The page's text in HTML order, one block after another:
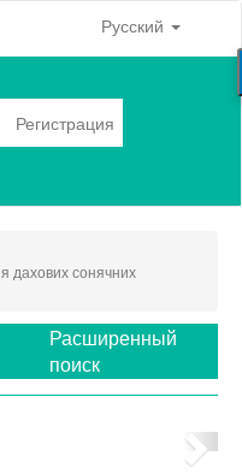
Русский
Регистрация
дахових сонячних
Расширенный
поиск